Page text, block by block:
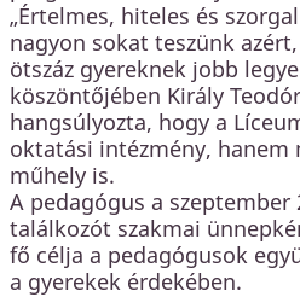
„Értelmes, hiteles és
nagyon sokat teszünk
ötszáz gyereknek jobb
köszöntőjében Király
hangsúlyozta, hogy a
oktatási intézmény, hanem
műhely is.
A pedagógus a
találkozót szakmai
fő célja a pedagógusok
a gyerekek érdekében.